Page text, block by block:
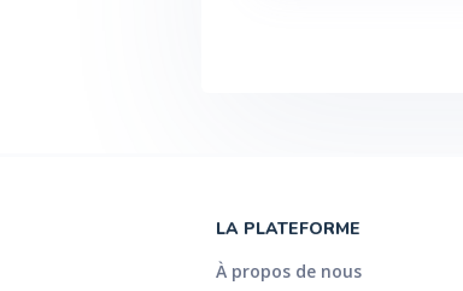
LA PLATEFORME
À propos de nous